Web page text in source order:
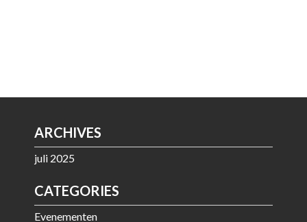
ARCHIVES
juli 2025
CATEGORIES
Evenementen